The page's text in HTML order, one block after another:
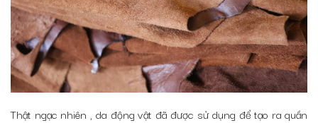
Thật ngạc nhiên , da động vật đã được sử dụng để tạo ra quần